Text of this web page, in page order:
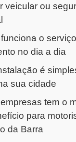
veicular ou
o
no dia a dia
é
sua cidade
tem o
para
da Barra